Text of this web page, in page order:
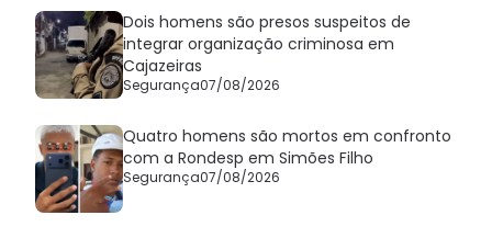
Dois homens são presos suspeitos de
integrar organização criminosa em
Cajazeiras
Segurança07/08/2026
Quatro homens são mortos em confronto
com a Rondesp em Simões Filho
Segurança07/08/2026